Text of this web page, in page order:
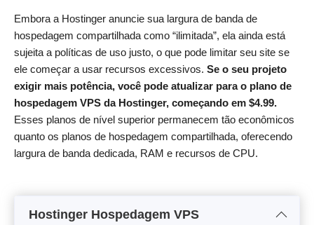
Embora a Hostinger anuncie sua largura de banda de
hospedagem compartilhada como “ilimitada”, ela ainda está
sujeita a políticas de uso justo, o que pode limitar seu site se
ele começar a usar recursos excessivos. Se o seu projeto
exigir mais potência, você pode atualizar para o plano de
hospedagem VPS da Hostinger, começando em $4.99.
Esses planos de nível superior permanecem tão econômicos
quanto os planos de hospedagem compartilhada, oferecendo
largura de banda dedicada, RAM e recursos de CPU.
Hostinger Hospedagem VPS